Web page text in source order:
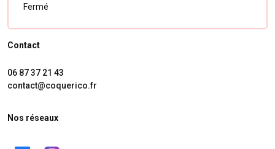
Fermé
Contact
06 87 37 21 43
contact@coquerico.fr
Nos réseaux